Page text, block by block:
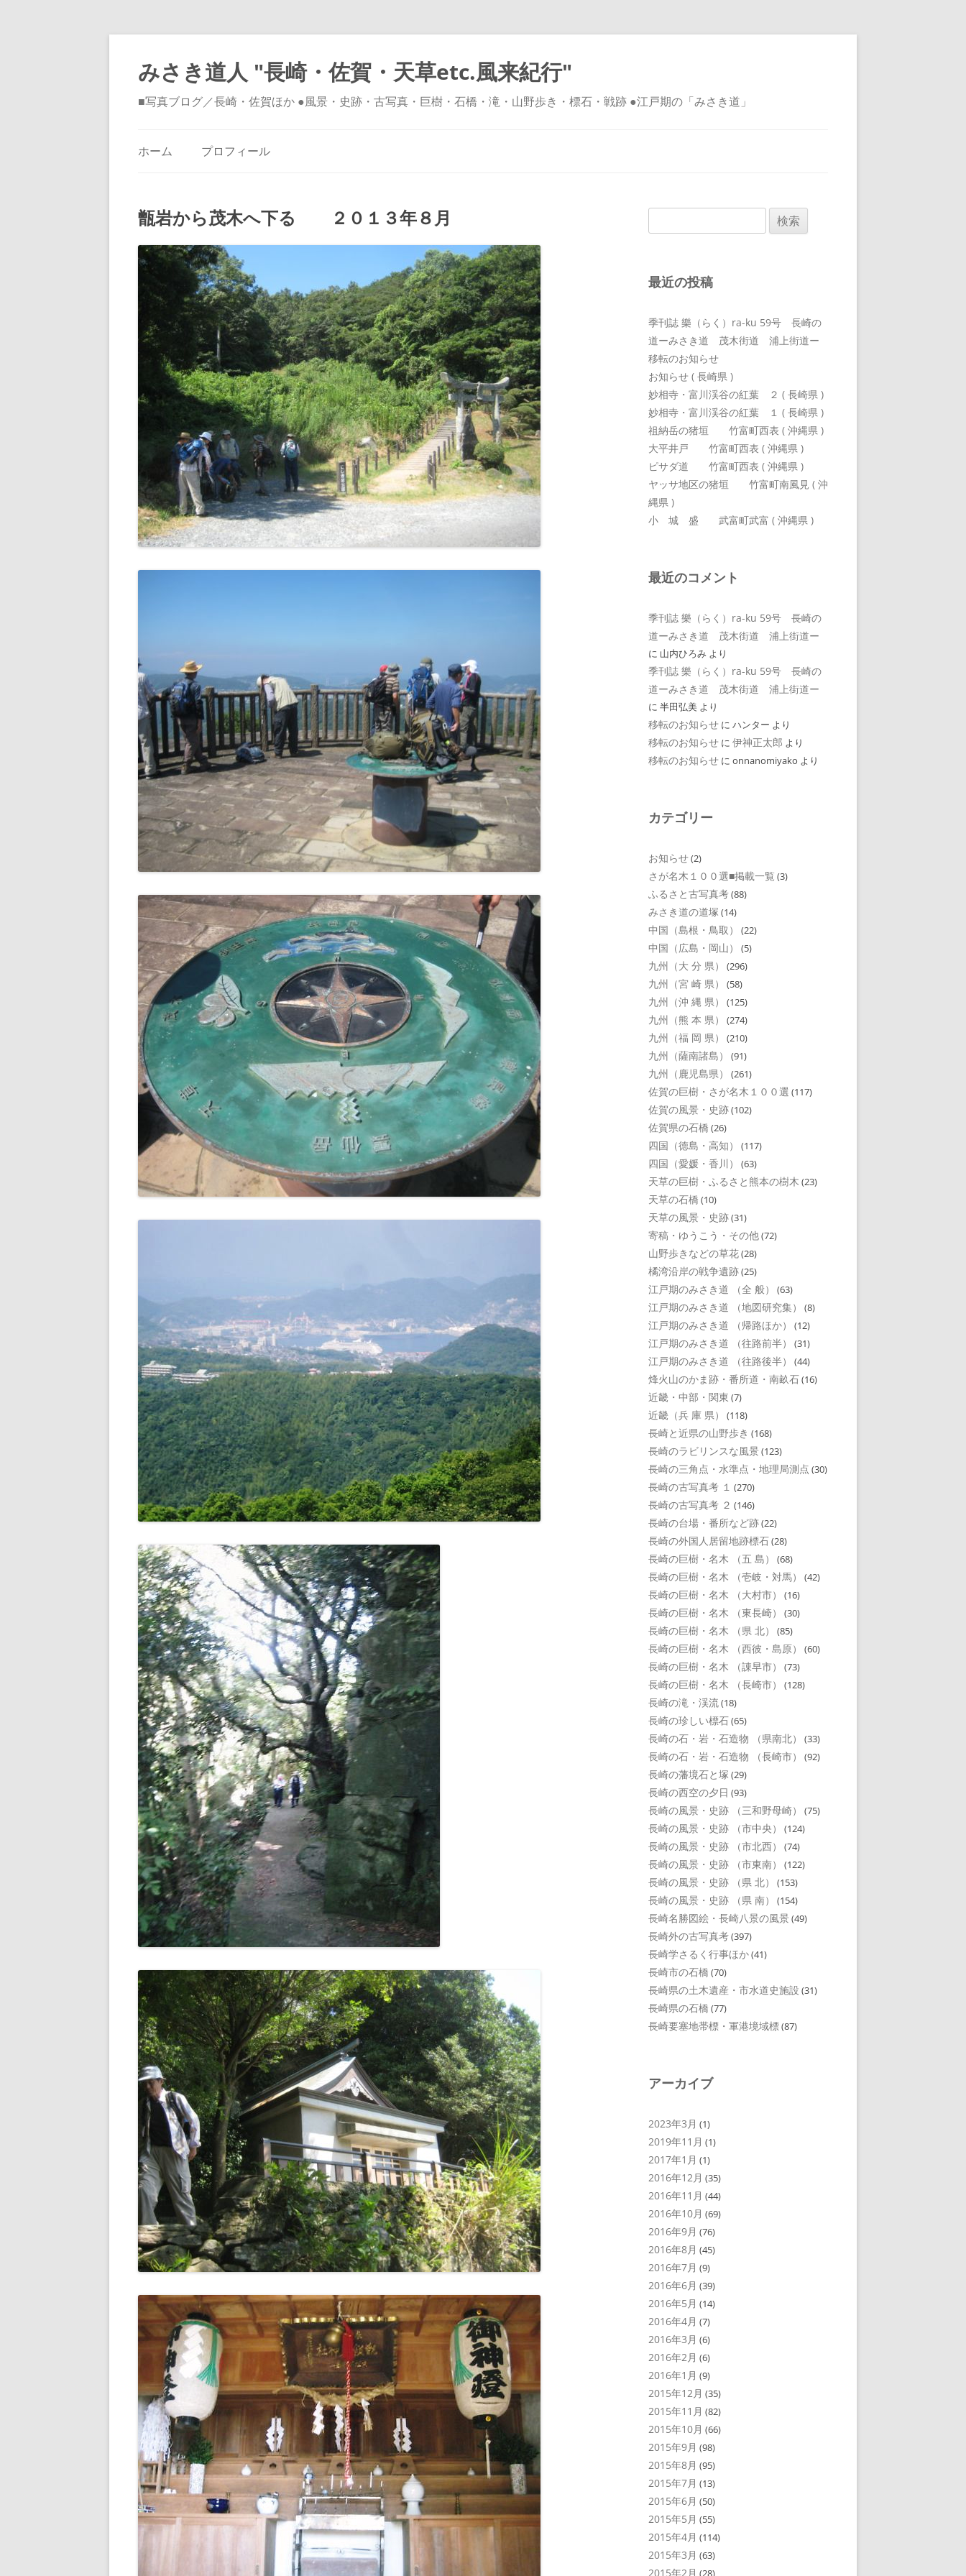
みさき道人 "長崎・佐賀・天草etc.風来紀行"
■写真ブログ／長崎・佐賀ほか ●風景・史跡・古写真・巨樹・石橋・滝・山野歩き・標石・戦跡 ●江戸期の「みさき道」
ホーム プロフィール
甑岩から茂木へ下る ２０１３年８月
索:
最近の投稿
季刊誌 樂（らく）ra-ku 59号 長崎の
道ーみさき道 茂木街道 浦上街道ー
移転のお知らせ
お知らせ ( 長崎県 )
妙相寺・富川渓谷の紅葉 ２ ( 長崎県 )
妙相寺・富川渓谷の紅葉 １ ( 長崎県 )
祖納岳の猪垣 竹富町西表 ( 沖縄県 )
大平井戸 竹富町西表 ( 沖縄県 )
ピサダ道 竹富町西表 ( 沖縄県 )
ヤッサ地区の猪垣 竹富町南風見 ( 沖
縄県 )
小 城 盛 武富町武富 ( 沖縄県 )
最近のコメント
季刊誌 樂（らく）ra-ku 59号 長崎の
道ーみさき道 茂木街道 浦上街道ー
に 山内ひろみ より
季刊誌 樂（らく）ra-ku 59号 長崎の
道ーみさき道 茂木街道 浦上街道ー
に 半田弘美 より
移転のお知らせ に ハンター より
移転のお知らせ に 伊神正太郎 より
移転のお知らせ に onnanomiyako より
カテゴリー
お知らせ(2)
さが名木１００選■掲載一覧 (3)
ふるさと古写真考(88)
みさき道の道塚 (14)
中国（島根・鳥取） (22)
中国（広島・岡山） (5)
九州（大 分 県） (296)
九州（宮 崎 県） (58)
九州（沖 縄 県） (125)
九州（熊 本 県） (274)
九州（福 岡 県） (210)
九州（薩南諸島） (91)
九州（鹿児島県） (261)
佐賀の巨樹・さが名木１００選 (117)
佐賀の風景・史跡(102)
佐賀県の石橋 (26)
四国（徳島・高知） (117)
四国（愛媛・香川） (63)
天草の巨樹・ふるさと熊本の樹木 (23)
天草の石橋 (10)
天草の風景・史跡(31)
寄稿・ゆうこう・その他(72)
山野歩きなどの草花(28)
橘湾沿岸の戦争遺跡(25)
江戸期のみさき道 （全 般） (63)
江戸期のみさき道 （地図研究集） (8)
江戸期のみさき道 （帰路ほか） (12)
江戸期のみさき道 （往路前半） (31)
江戸期のみさき道 （往路後半） (44)
烽火山のかま跡・番所道・南畝石(16)
近畿・中部・関東 (7)
近畿（兵 庫 県） (118)
長崎と近県の山野歩き (168)
長崎のラビリンスな風景 (123)
長崎の三角点・水準点・地理局測点 (30)
長崎の古写真考 １ (270)
長崎の古写真考 ２ (146)
長崎の台場・番所など跡(22)
長崎の外国人居留地跡標石(28)
長崎の巨樹・名木 （五 島） (68)
長崎の巨樹・名木 （壱岐・対馬） (42)
長崎の巨樹・名木 （大村市） (16)
長崎の巨樹・名木 （東長崎） (30)
長崎の巨樹・名木 （県 北） (85)
長崎の巨樹・名木 （西彼・島原） (60)
長崎の巨樹・名木 （諌早市） (73)
長崎の巨樹・名木 （長崎市） (128)
長崎の滝・渓流(18)
長崎の珍しい標石(65)
長崎の石・岩・石造物 （県南北） (33)
長崎の石・岩・石造物 （長崎市） (92)
長崎の藩境石と塚 (29)
長崎の西空の夕日 (93)
長崎の風景・史跡 （三和野母崎） (75)
長崎の風景・史跡 （市中央） (124)
長崎の風景・史跡 （市北西） (74)
長崎の風景・史跡 （市東南） (122)
長崎の風景・史跡 （県 北） (153)
長崎の風景・史跡 （県 南） (154)
長崎名勝図絵・長崎八景の風景 (49)
長崎外の古写真考(397)
長崎学さるく行事ほか(41)
長崎市の石橋 (70)
長崎県の土木遺産・市水道史施設 (31)
長崎県の石橋 (77)
長崎要塞地帯標・軍港境域標(87)
アーカイブ
2023年3月 (1)
2019年11月 (1)
2017年1月 (1)
2016年12月 (35)
2016年11月 (44)
2016年10月 (69)
2016年9月 (76)
2016年8月 (45)
2016年7月 (9)
2016年6月 (39)
2016年5月 (14)
2016年4月 (7)
2016年3月 (6)
2016年2月 (6)
2016年1月 (9)
2015年12月 (35)
2015年11月 (82)
2015年10月 (66)
2015年9月 (98)
2015年8月 (95)
2015年7月 (13)
2015年6月 (50)
2015年5月 (55)
2015年4月 (114)
2015年3月 (63)
2015年2月 (28)